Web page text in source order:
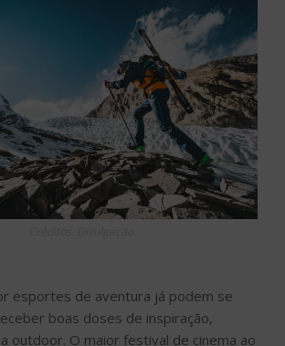
esportes de aventura já podem se
boas doses de inspiração,
outdoor. O maior festival de cinema ao